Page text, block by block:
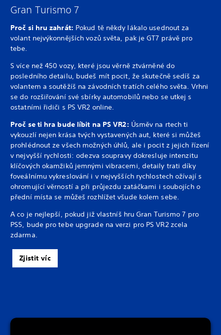
Gran Turismo 7
Proč si hru zahrát: Pokud tě někdy lákalo usednout za
volant nejvýkonnějších vozů světa, pak je GT7 právě pro
tebe.
S více než 450 vozy, které jsou věrně ztvárněné do
posledního detailu, budeš mít pocit, že skutečně sedíš za
volantem a soutěžíš na závodních tratích celého světa. Vrhni
se do rozšiřování své sbírky automobilů nebo se utkej s
ostatními řidiči s PS VR2 online.
Proč se ti hra bude líbit na PS VR2: Úsměv na rtech ti
vykouzlí nejen krása tvých vystavených aut, které si můžeš
prohlédnout ze všech možných úhlů, ale i pocit z jejich řízení
v nejvyšší rychlosti: odezva soupravy dokresluje intenzitu
klíčových okamžiků jemnými vibracemi, detaily trati díky
foveálnímu vykreslování i v nejvyšších rychlostech ožívají s
ohromující věrností a při průjezdu zatáčkami i soubojích o
přední místa se můžeš rozhlížet všude kolem sebe.
A co je nejlepší, pokud již vlastníš hru Gran Turismo 7 pro
PS5, bude pro tebe upgrade na verzi pro PS VR2 zcela
zdarma.
Zjistit víc